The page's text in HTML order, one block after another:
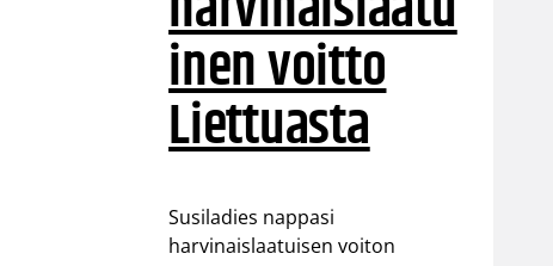
inen voitto
Liettuasta
Susiladies nappasi
harvinaislaatuisen voiton